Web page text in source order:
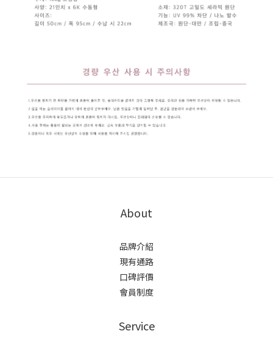
About
品牌介紹
現有通路
口碑評價
會員制度
Service